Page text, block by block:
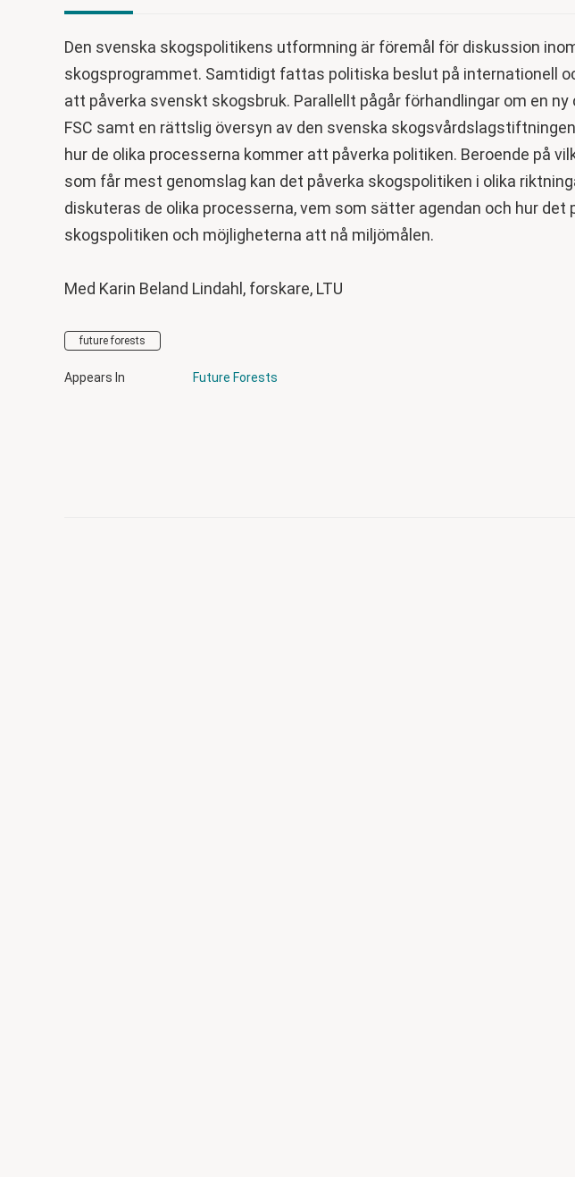
Den svenska skogspolitikens utformning är föremål för diskussion
skogsprogrammet. Samtidigt fattas politiska beslut på internationell
att påverka svenskt skogsbruk. Parallellt pågår förhandlingar om en
FSC samt en rättslig översyn av den svenska
hur de olika processerna kommer att påverka politiken. Beroende på
som får mest genomslag kan det påverka skogspolitiken i olika
diskuteras de olika processerna, vem som sätter agendan och hur det
skogspolitiken och möjligheterna att nå miljömålen.
Med Karin Beland Lindahl, forskare, LTU
future forests
Appears In Future Forests